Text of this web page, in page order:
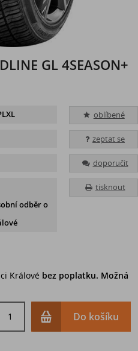
GL 4SEASON+
oblíbené
zeptat se
doporučit
tisknout
odběr o
Králové bez poplatku. Možná
Do košíku